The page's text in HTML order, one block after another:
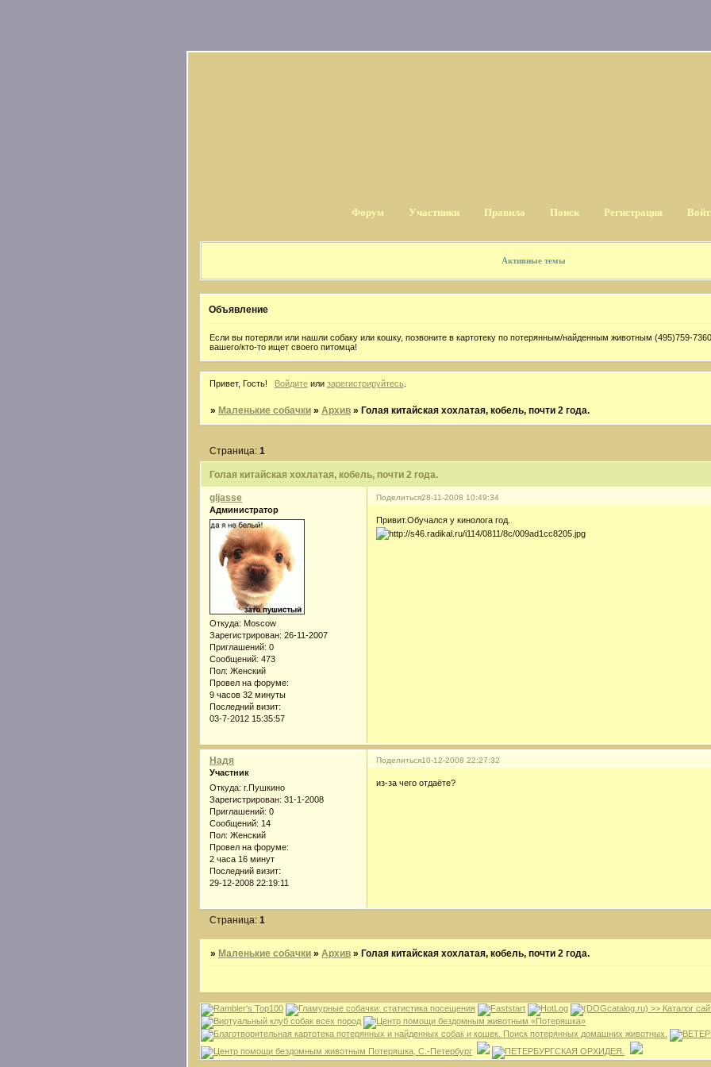
Форум Участники Правила Поиск Регистрация
Активные темы
Объявление
Если вы потеряли или нашли собаку или кошку, позвоните в картотеку по потерянным/найденным животным (495)759-
вашего/кто-то ищет своего питомца!
Привет, Гость! Войдитеили зарегистрируйтесь
» Маленькие собачки »Архив » Голая китайская хохлатая, кобель, почти 2 года.
Голая китайская хохлатая, кобель, почти 2 года.
Страница:1
Поделиться28-11-2008 10:49:34
gljasse
Администратор
Откуда: Moscow
Зарегистрирован: 26-11-2007
Приглашений: 0
Сообщений: 473
Пол: Женский
Провел на форуме:
9 часов 32 минуты
Последний визит:
03-7-2012 15:35:57
Привит.Обучался у кинолога год.
Поделиться10-12-2008 22:27:32
Надя
Участник
Откуда: г.Пушкино
Зарегистрирован: 31-1-2008
Приглашений: 0
Сообщений: 14
Пол: Женский
Провел на форуме:
2 часа 16 минут
Последний визит:
29-12-2008 22:19:11
из-за чего отдаёте?
Страница:1
» Маленькие собачки »Архив »Голая китайская хохлатая, кобель, почти 2 года.